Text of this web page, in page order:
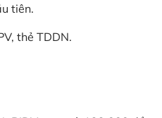
tiên.
thẻ TDDN.